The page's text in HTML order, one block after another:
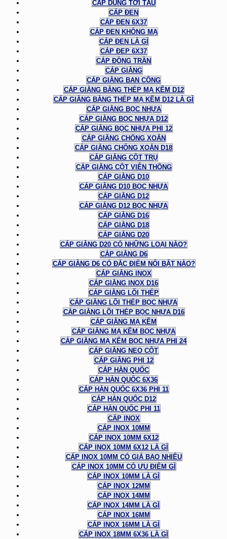
CÁP DÙNG TỜI TÀU
CÁP ĐEN
CÁP ĐEN 6X37
CÁP ĐEN KHÔNG MẠ
CÁP ĐEN LÀ GÌ
CÁP ĐEP 6X37
CÁP ĐỒNG TRẦN
CÁP GIẰNG
CÁP GIẰNG BAN CÔNG
CÁP GIẰNG BẰNG THÉP MẠ KẼM D12
CÁP GIẰNG BẰNG THÉP MẠ KẼM D12 LÀ GÌ
CÁP GIẰNG BỌC NHỰA
CÁP GIẰNG BỌC NHỰA D12
CÁP GIẰNG BỌC NHỰA PHI 12
CÁP GIẰNG CHỐNG XOẮN
CÁP GIẰNG CHỐNG XOẮN D18
CÁP GIẰNG CỘT TRỤ
CÁP GIẰNG CỘT VIỄN THÔNG
CÁP GIẰNG D10
CÁP GIẰNG D10 BỌC NHỰA
CÁP GIẰNG D12
CÁP GIẰNG D12 BỌC NHỰA
CÁP GIẰNG D16
CÁP GIẰNG D18
CÁP GIẰNG D20
CÁP GIẰNG D20 CÓ NHỮNG LOẠI NÀO?
CÁP GIẰNG D6
CÁP GIẰNG D6 CÓ ĐẶC ĐIỂM NỔI BẬT NÀO?
CÁP GIẰNG INOX
CÁP GIẰNG INOX D16
CÁP GIẰNG LÕI THÉP
CÁP GIẰNG LÕI THÉP BỌC NHỰA
CÁP GIẰNG LÕI THÉP BỌC NHỰA D16
CÁP GIẰNG MẠ KẼM
CÁP GIẰNG MẠ KẼM BỌC NHỰA
CÁP GIẰNG MẠ KẼM BỌC NHỰA PHI 24
CÁP GIẰNG NEO CỘT
CÁP GIẰNG PHI 12
CÁP HÀN QUỐC
CÁP HÀN QUỐC 6X36
CÁP HÀN QUỐC 6X36 PHI 11
CÁP HÀN QUỐC D12
CÁP HÀN QUỐC PHI 11
CÁP INOX
CÁP INOX 10MM
CÁP INOX 10MM 6X12
CÁP INOX 10MM 6X12 LÀ GÌ
CÁP INOX 10MM CÓ GIÁ BAO NHIÊU
CÁP INOX 10MM CÓ ƯU ĐIỂM GÌ
CÁP INOX 10MM LÀ GÌ
CÁP INOX 12MM
CÁP INOX 14MM
CÁP INOX 14MM LÀ GÌ
CÁP INOX 16MM
CÁP INOX 16MM LÀ GÌ
CÁP INOX 18MM 6X36 LÀ GÌ